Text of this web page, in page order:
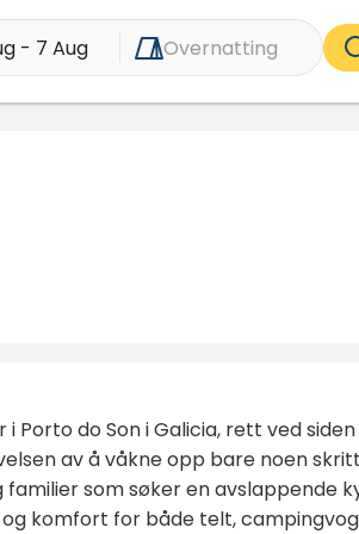
- 7 Aug Overnatting
do Son i Galicia, rett ved
av å våkne opp bare noen
som søker en avslappende
komfort for både telt,